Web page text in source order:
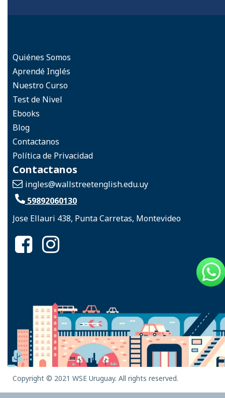
Quiénes Somos
Aprendé Inglés
Nuestro Curso
Test de Nivel
Ebooks
Blog
Contactanos
Política de Privacidad
Contactanos
ingles@wallstreetenglish.edu.uy
59892060130
Jose Ellauri 438, Punta Carretas, Montevideo
Copyright © 2021 WSE Uruguay. All rights reserved.